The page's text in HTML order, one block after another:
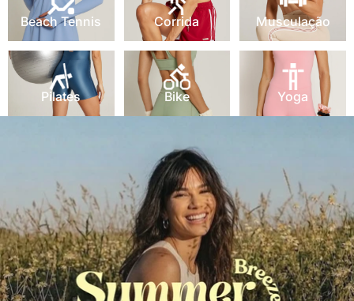
Beach Tennis Corrida Musculação
Pilates
Pilates
Bike
Bike Yoga